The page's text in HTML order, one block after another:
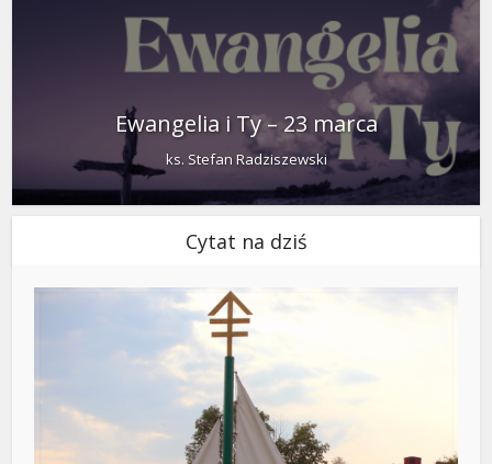
Ewangelia i Ty – 23 marca
ks. Stefan Radziszewski
Cytat na dziś